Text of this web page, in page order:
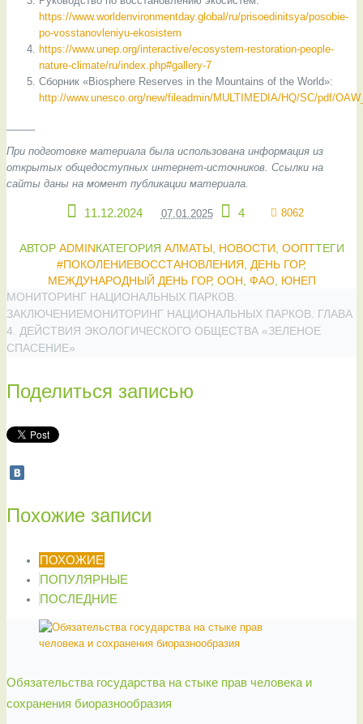
https://www.worldenvironmentday.global/ru/prisoedinitsya/posobie-
po-vosstanovleniyu-ekosistem
https://www.unep.org/interactive/ecosystem-restoration-people-
nature-climate/ru/index.php#gallery-7
Сборник «Biosphere Reserves in the Mountains of the World»:
http://www.unesco.org/new/fileadmin/MULTIMEDIA/HQ/SC/pdf/
При подготовке материала была использована информация из
открытых общедоступных интернет-источников. Ссылки на
сайты даны на момент публикации материала.
11.12.2024 07.01.2025 4 8062
АВТОР ADMINКАТЕГОРИЯ АЛМАТЫ, НОВОСТИ ООПТТЕГИ
#ПОКОЛЕНИЕВОССТАНОВЛЕНИЯ
ДЕНЬ ГОР,
МЕЖДУНАРОДНЫЙ ДЕНЬ ГОР, ООН ФАО, ЮНЕП
МОНИТОРИНГ НАЦИОНАЛЬНЫХ ПАРКОВ.
ЗАКЛЮЧЕНИЕМОНИТОРИНГ НАЦИОНАЛЬНЫХ ПАРКОВ. ГЛАВА
4. ДЕЙСТВИЯ ЭКОЛОГИЧЕСКОГО ОБЩЕСТВА «ЗЕЛЕНОЕ
СПАСЕНИЕ»
Поделиться записью
Похожие записи
ПОХОЖИЕ
ПОПУЛЯРНЫЕ
ПОСЛЕДНИЕ
Обязательства государства на стыке прав человека и
сохранения биоразнообразия